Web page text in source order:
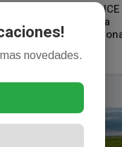
nueva estrategia de
que genera
Agosto, 2026
POLITICA
novedades.